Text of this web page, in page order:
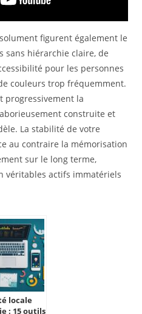
figurent également le
hiérarchie claire, de
pour les personnes
couleurs trop fréquemment.
progressivement la
construite et
La stabilité de votre
au contraire la mémorisation
sur le long terme,
véritables actifs immatériels
locale
: 15 outils